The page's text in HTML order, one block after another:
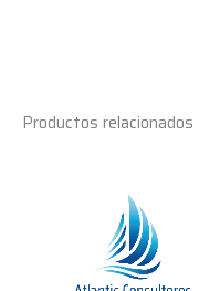
Productos relacionados